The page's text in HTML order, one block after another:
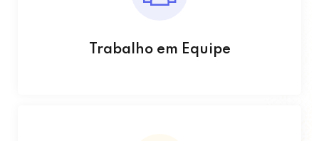
Trabalho em Equipe